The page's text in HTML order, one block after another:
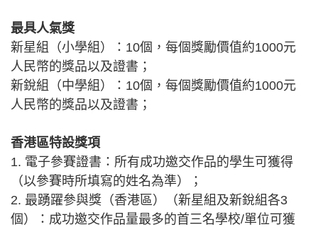
最具人氣獎
新星組（小學組）：10個，每個獎勵價值約1000元
人民幣的獎品以及證書；
新銳組（中學組）：10個，每個獎勵價值約1000元
人民幣的獎品以及證書；
香港區特設獎項
1. 電子參賽證書：所有成功邀交作品的學生可獲得
（以參賽時所填寫的姓名為準）；
2. 最踴躍參與獎（香港區）（新星組及新銳組各3
個）：成功邀交作品量最多的首三名學校/單位可獲